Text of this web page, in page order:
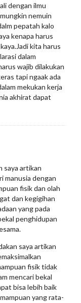
dengan ilmu
nemuin
pepatah kalo
kenapa harus
kita harus
dalam
wajib dilakukan
tapi ngaak ada
mekukan kerja
akhirat dapat
saya artikan
manusia dengan
fisik dan olah
dan kegigihan
yang pada
penghidupan
saya artikan
fisik tidak
mencari bekal
bisa lebih baik
yang rata-